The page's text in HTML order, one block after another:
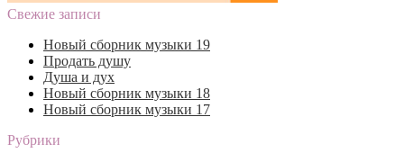
Свежие записи
Новый сборник музыки 19
Продать душу
Душа и дух
Новый сборник музыки 18
Новый сборник музыки 17
Рубрики